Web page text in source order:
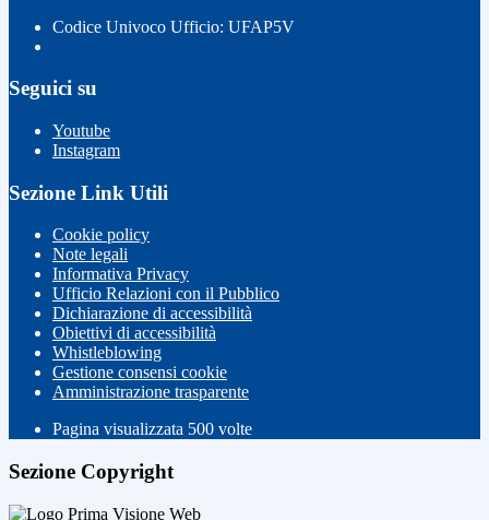
Codice Univoco Ufficio: UFAP5V
Seguici su
Youtube
Instagram
Sezione Link Utili
Cookie policy
Note legali
Informativa Privacy
Ufficio Relazioni con il Pubblico
Dichiarazione di accessibilità
Obiettivi di accessibilità
Whistleblowing
Gestione consensi cookie
Amministrazione trasparente
Pagina visualizzata 500 volte
Sezione Copyright